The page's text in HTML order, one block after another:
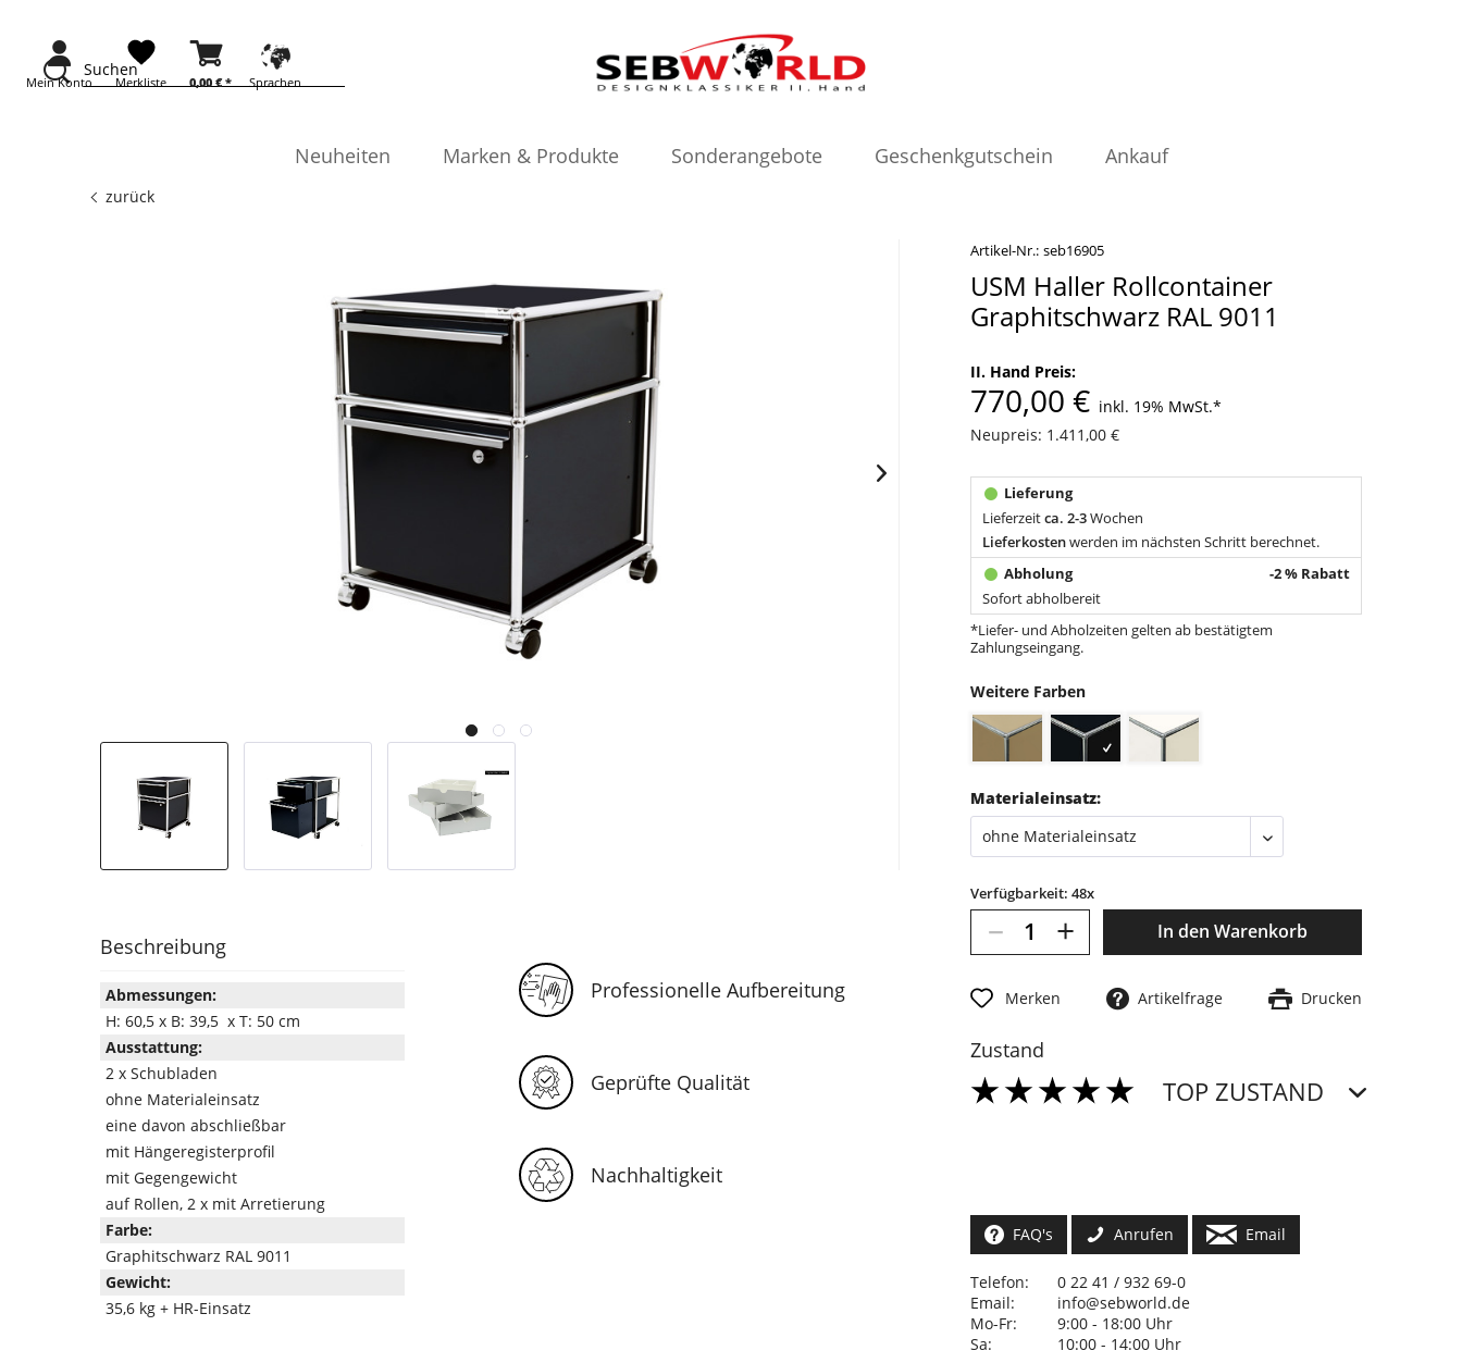
Suchen
Mein Konto 0,00 €*
Merkliste Sprachen
Neuheiten Marken & Produkte Sonderangebote Geschenkgutschein Ankauf
zurück
Artikel-Nr.: seb16905
USM Haller Rollcontainer
Graphitschwarz RAL 9011
II. Hand Preis:
770,00 € inkl. 19% MwSt.*
Neupreis: 1.411,00 €
Lieferzeitca. 2-3Wochen
Lieferkostenwerden im nächsten Schritt berechnet.
-2 % Rabatt
Sofort abholbereit
*Liefer- und Abholzeiten gelten ab bestätigtem
Zahlungseingang.
Weitere Farben
Materialeinsatz:
Verfügbarkeit: 48x
– + In den Warenkorb
Merken Artikelfrage Drucken
Zustand
TOP ZUSTAND
Beschreibung
Abmessungen:
H: 60,5 x B: 39,5 x T: 50 cm
Ausstattung:
2 x Schubladen
ohne Materialeinsatz
eine davon abschließbar
mit Hängeregisterprofil
mit Gegengewicht
auf Rollen, 2 x mit Arretierung
Farbe:
Graphitschwarz RAL 9011
Gewicht:
35,6 kg + HR-Einsatz
Professionelle Aufbereitung
Geprüfte Qualität
Nachhaltigkeit
FAQ's Anrufen Email
Telefon:
0 22 41 / 932 69-0
Email:
info@sebworld.de
Mo-Fr:
9:00 - 18:00 Uhr
Sa:
10:00 - 14:00 Uhr